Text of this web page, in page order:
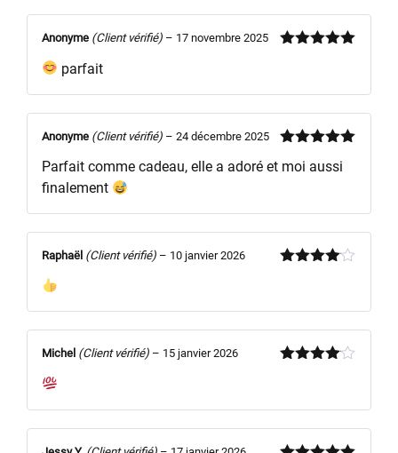
Anonyme (Client vérifié) – 17 novembre 2025
parfait
5
Anonyme (Client vérifié) – 24 décembre 2025
Parfait comme cadeau, elle a adoré et moi aussi
finalement
Raphaël (Client vérifié) – 10 janvier 2026
Michel (Client vérifié) – 15 janvier 2026